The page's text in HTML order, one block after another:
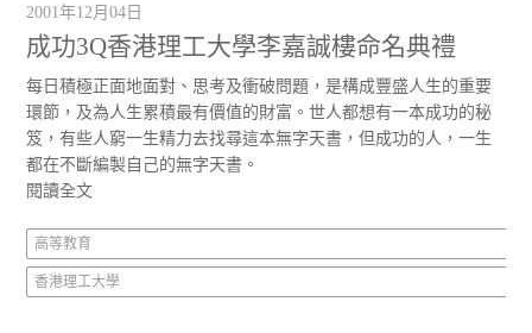
2001年12月04日
成功3Q香港理工大學李嘉誠樓命名典禮
每日積極正面地面對、思考及衝破問題，是構成豐盛人生的重要
環節，及為人生累積最有價值的財富。世人都想有一本成功的秘
笈，有些人窮一生精力去找尋這本無字天書，但成功的人，一生
都在不斷編製自己的無字天書。
閱讀全文
高等教育
香港理工大學